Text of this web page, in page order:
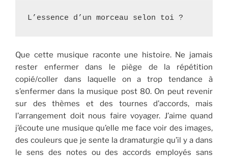
L’essence d’un morceau selon toi ?
Que cette musique raconte une histoire. Ne jamais
rester enfermer dans le piège de la répétition
copié/coller dans laquelle on a trop tendance à
s’enfermer dans la musique post 80. On peut revenir
sur des thèmes et des tournes d’accords, mais
l’arrangement doit nous faire voyager. J’aime quand
j’écoute une musique qu’elle me face voir des images,
des couleurs que je sente la dramaturgie qu’il y a dans
le sens des notes ou des accords employés sans